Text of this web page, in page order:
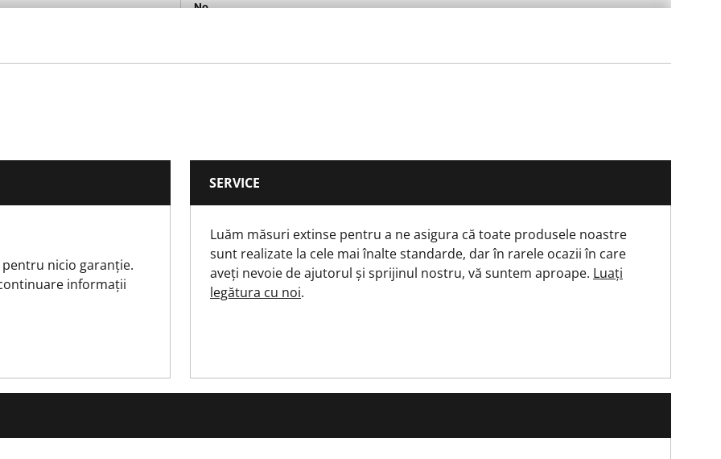
No
nicio garanție.
informații
SERVICE
Luăm măsuri extinse pentru a ne asigura că toate produsele noastre
sunt realizate la cele mai înalte standarde, dar în rarele ocazii în care
aveți nevoie de ajutorul și sprijinul nostru, vă suntem aproape. Luați
legătura cu noi.